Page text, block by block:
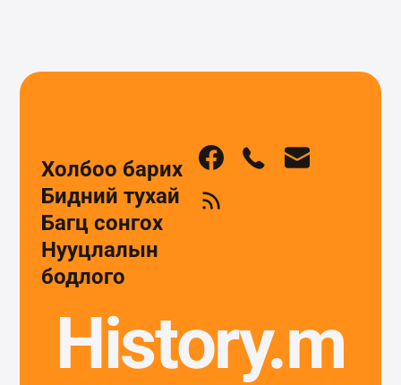
Холбоо барих
Бидний тухай
Багц сонгох
Нууцлалын
бодлого
History.m